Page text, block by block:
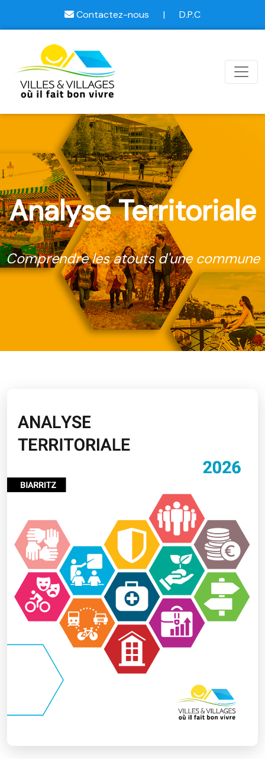
Contactez-nous | D.P.C
Analyse Territoriale
Comprendre les atouts d'une commune